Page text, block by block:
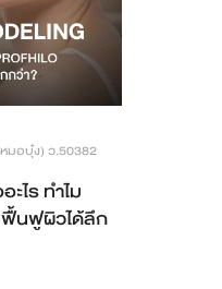
มอบุ๋ง) ว.50382
ไร ทำไม
ฟื้นฟูผิวได้ลึก